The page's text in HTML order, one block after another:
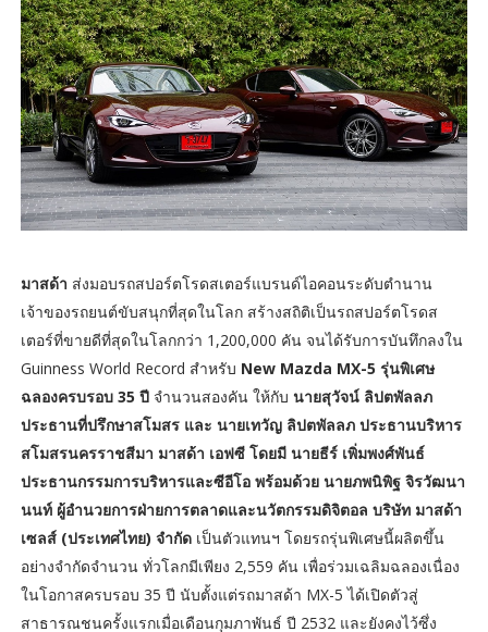
มาสด้า ส่งมอบรถสปอร์ตโรดสเตอร์แบรนด์ไอคอนระดับตำนาน
เจ้าของรถยนต์ขับสนุกที่สุดในโลก สร้างสถิติเป็นรถสปอร์ตโรดส
เตอร์ที่ขายดีที่สุดในโลกกว่า 1,200,000 คัน จนได้รับการบันทึกลงใน
Guinness World Record สำหรับ New Mazda MX-5 รุ่นพิเศษ
ฉลองครบรอบ 35 ปี จำนวนสองคัน ให้กับ นายสุวัจน์ ลิปตพัลลภ
ประธานที่ปรึกษาสโมสร และ นายเทวัญ ลิปตพัลลภ ประธานบริหาร
สโมสรนครราชสีมา มาสด้า เอฟซี โดยมี นายธีร์ เพิ่มพงศ์พันธ์
ประธานกรรมการบริหารและซีอีโอ พร้อมด้วย นายภพนิพิฐ จิรวัฒนา
นนท์ ผู้อำนวยการฝ่ายการตลาดและนวัตกรรมดิจิตอล บริษัท มาสด้า
เซลส์ (ประเทศไทย) จำกัดเป็นตัวแทนฯ โดยรถรุ่นพิเศษนี้ผลิตขึ้น
อย่างจำกัดจำนวน ทั่วโลกมีเพียง 2,559 คัน เพื่อร่วมเฉลิมฉลองเนื่อง
ในโอกาสครบรอบ 35 ปี นับตั้งแต่รถมาสด้า MX-5 ได้เปิดตัวสู่
สาธารณชนครั้งแรกเมื่อเดือนกุมภาพันธ์ ปี 2532 และยังคงไว้ซึ่ง